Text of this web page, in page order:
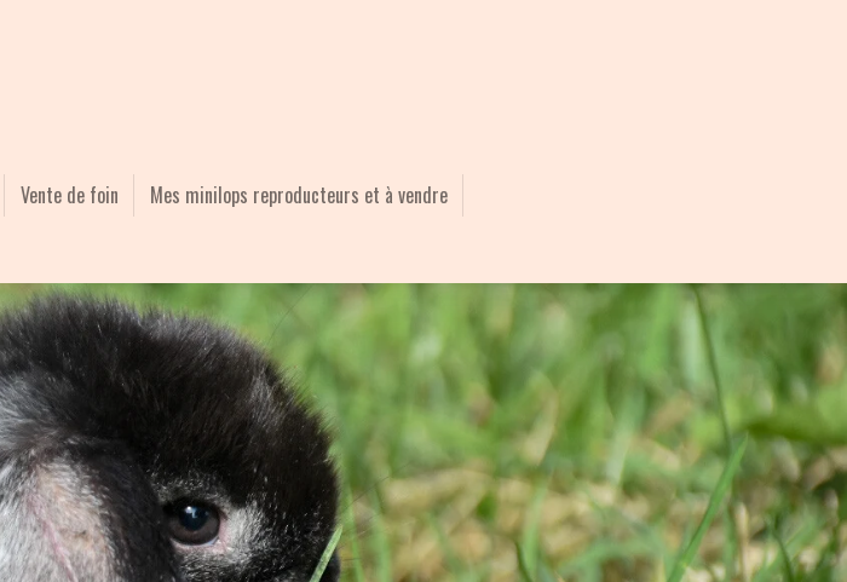
Vente de foin
Mes minilops reproducteurs et à vendre